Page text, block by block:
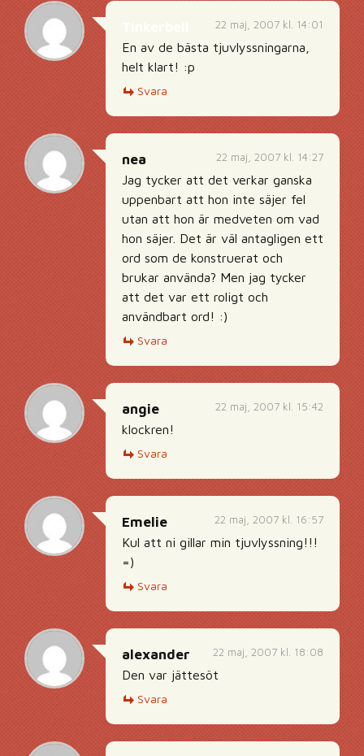
22 maj, 2007 kl. 14:01
En av de bästa tjuvlyssningarna,
helt klart! :p
Svara
22 maj, 2007 kl. 14:27
nea
Jag tycker att det verkar ganska
uppenbart att hon inte säjer fel
utan att hon är medveten om vad
hon säjer. Det är väl antagligen ett
ord som de konstruerat och
brukar använda? Men jag tycker
att det var ett roligt och
användbart ord! :)
Svara
22 maj, 2007 kl. 15:42
angie
klockren!
Svara
22 maj, 2007 kl. 16:57
Emelie
Kul att ni gillar min tjuvlyssning!!!
=)
Svara
22 maj, 2007 kl. 18:08
alexander
Den var jättesöt
Svara